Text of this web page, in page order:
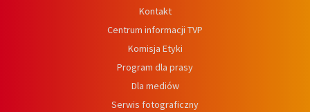
Kontakt
Centrum informacji TVP
Komisja Etyki
Program dla prasy
Dla mediów
Serwis fotograficzny